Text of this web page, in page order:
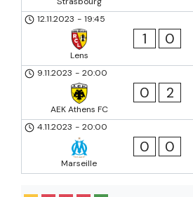
12.11.2023 - 19:45
Lens
1 0
9.11.2023 - 20:00
AEK Athens FC
0 2
4.11.2023 - 20:00
Marseille
0 0